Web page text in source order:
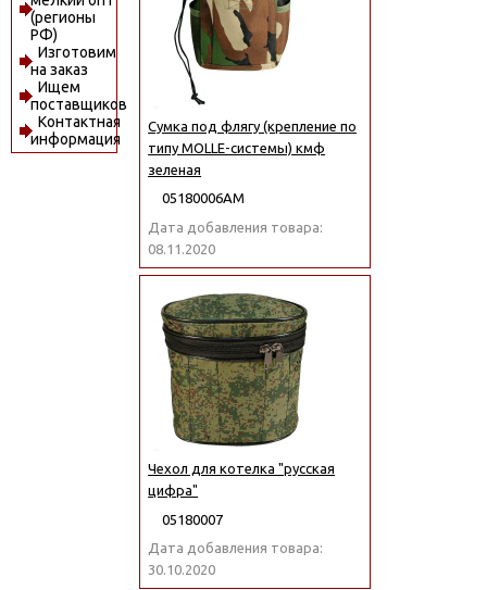
(регионы
РФ)
Изготовим
на заказ
Ищем
поставщиков
Контактная
информация
Сумка под флягу (крепление по
типу MOLLE-системы) кмф
зеленая
05180006АМ
Дата добавления товара:
08.11.2020
Чехол для котелка "русская
цифра"
05180007
Дата добавления товара:
30.10.2020